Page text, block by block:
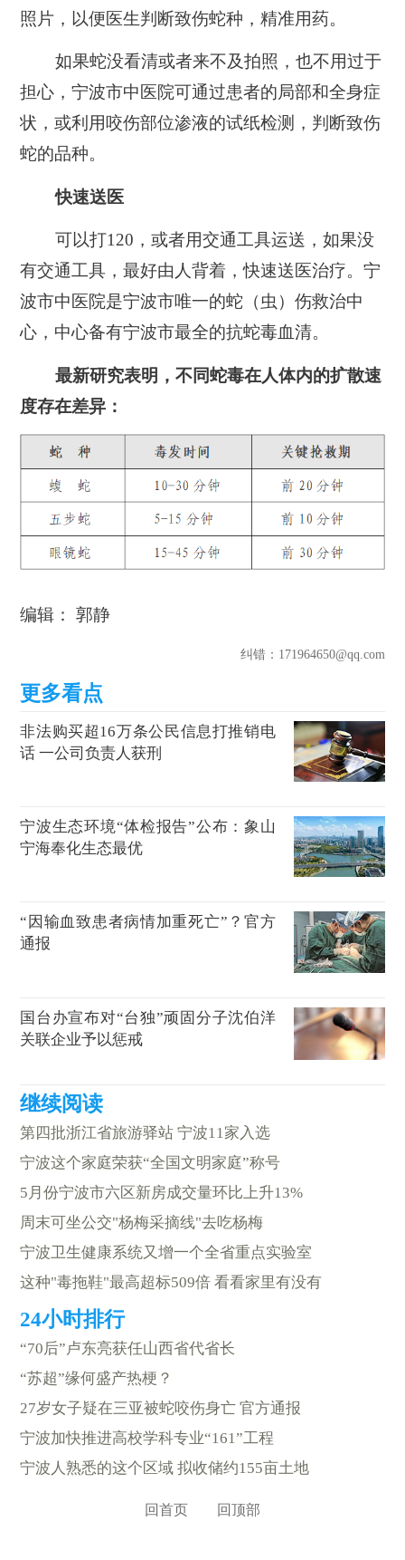
照片，以便医生判断致伤蛇种，精准用药。
如果蛇没看清或者来不及拍照，也不用过于
担心，宁波市中医院可通过患者的局部和全身症
状，或利用咬伤部位渗液的试纸检测，判断致伤
蛇的品种。
快速送医
可以打120，或者用交通工具运送，如果没
有交通工具，最好由人背着，快速送医治疗。宁
波市中医院是宁波市唯一的蛇（虫）伤救治中
心，中心备有宁波市最全的抗蛇毒血清。
最新研究表明，不同蛇毒在人体内的扩散速
度存在差异：
编辑： 郭静
纠错：171964650@qq.com
非法购买超16万条公民信息打推销电
话 一公司负责人获刑
宁波生态环境“体检报告”公布：象山
宁海奉化生态最优
“因输血致患者病情加重死亡”？官方
通报
国台办宣布对“台独”顽固分子沈伯洋
关联企业予以惩戒
第四批浙江省旅游驿站 宁波11家入选
宁波这个家庭荣获“全国文明家庭”称号
5月份宁波市六区新房成交量环比上升13%
周末可坐公交"杨梅采摘线"去吃杨梅
宁波卫生健康系统又增一个全省重点实验室
这种"毒拖鞋"最高超标509倍 看看家里有没有
“70后”卢东亮获任山西省代省长
“苏超”缘何盛产热梗？
27岁女子疑在三亚被蛇咬伤身亡 官方通报
宁波加快推进高校学科专业“161”工程
宁波人熟悉的这个区域 拟收储约155亩土地
回首页 回顶部